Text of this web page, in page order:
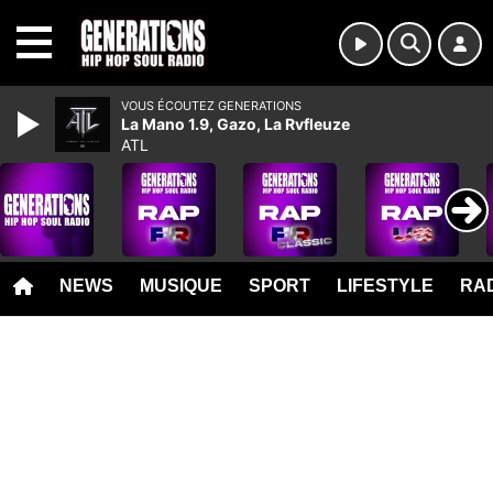
NEWS MUSIQUE SPORT LIFESTYLE
VOUS ÉCOUTEZ GENERATIONS
La Mano 1.9, Gazo, La Rvfleuze
ATL